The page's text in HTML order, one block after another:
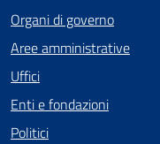
Organi di governo
Aree amministrative
Uffici
Enti e fondazioni
Politici